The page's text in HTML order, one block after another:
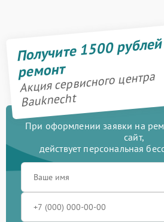
Получите 1500
ремонт
Акция сервисного центра
Bauknecht
При оформлении заявки на
сайт,
действует персональная